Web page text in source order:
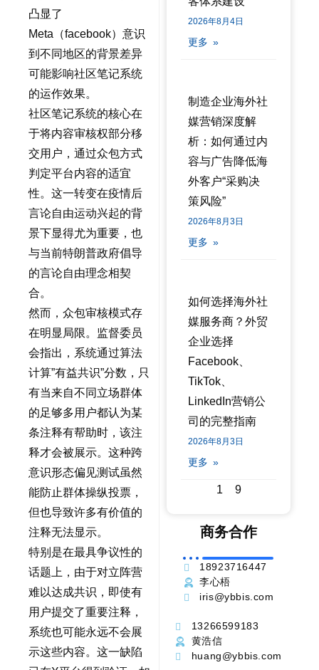
凸显了
Meta（facebook）意识
到不同地区的背景差异
可能影响社区笔记系统
的运作效果。
社区笔记系统的核心在
于将内容审核权部分移
交用户，通过众包方式
判定平台内容的适宜
性。这一转变在疫情后
言论自由运动兴起的背
景下显得尤为重要，也
与当前特朗普政府倡导
的言论自由理念相契
合。
然而，众包审核模式存
在明显局限。监督委员
会指出，系统通过算法
计算”有益共识”分数，只
有当来自不同立场群体
的足够多用户都认为某
条注释有帮助时，该注
释才会被展示。这种跨
意识形态偏见测试虽然
能防止群体操纵投票，
但也导致许多有价值的
注释无法显示。
特别是在最具争议性的
话题上，由于对立阵营
难以达成共识，即使有
用户提交了重要注释，
系统也可能永远不会展
示这些内容。这一缺陷
2026年8月4日
更多 »
制造企业海外社
媒营销深度解
析：如何通过内
容与广告降低海
外客户“采购决
策风险”
2026年8月3日
更多 »
如何选择海外社
媒服务商？外贸
企业选择
Facebook、
TikTok、
LinkedIn营销公
司的完整指南
2026年8月3日
更多 »
1 9
商务合作
18923716447
李心梧
iris@ybbis.com
13266599183
黄浩信
huang@ybbis.com